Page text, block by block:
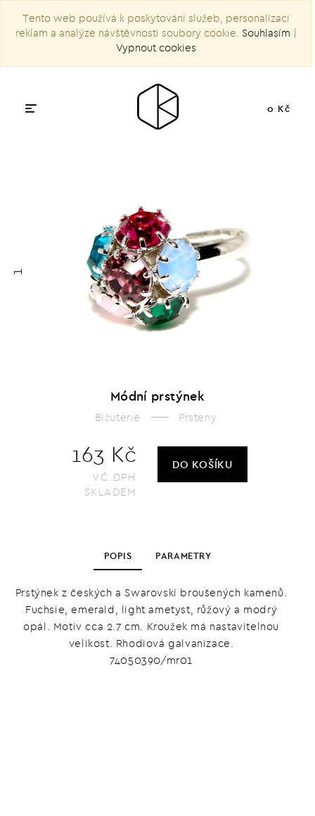
Tento web používá k poskytování služeb, personalizaci
reklam a analýze návštěvnosti soubory cookie. Souhlasím |
Vypnout cookies
0 Kč
1
Módní prstýnek
Bižuterie Prsteny
163 Kč
VČ.DPH
SKLADEM
DO KOŠÍKU
POPIS PARAMETRY
Prstýnek z českých a Swarovski broušených kamenů.
Fuchsie, emerald, light ametyst, růžový a modrý
opál. Motiv cca 2.7 cm. Kroužek má nastavitelnou
velikost. Rhodiová galvanizace.
74050390/mr01